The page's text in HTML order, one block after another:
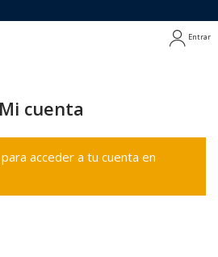
Entrar
Mi cuenta
acceder a tu cuenta en